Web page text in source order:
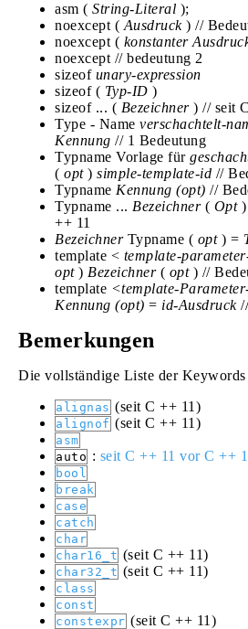
asm ( String-Literal );
noexcept ( Ausdruck) //
noexcept ( konstanter
noexcept // bedeutung 2
sizeof unary-expression
sizeof ( Typ-ID )
sizeof ... ( Bezeichner) // seit
Type - Name verschachtelt-
Kennung // 1 Bedeutung
Typname Vorlage für
( opt) simple-template-id //
Typname Kennung (opt) //
Typname ... Bezeichner( Opt)
++ 11
BezeichnerTypname ( opt) =
template < template-
opt) Bezeichner( opt) //
template <template-
Kennung (opt) = id-Ausdruck//
Bemerkungen
Die vollständige Liste der
alignas (seit C ++ 11)
alignof (seit C ++ 11)
asm
auto : seit C ++ 11 vor C ++
bool
break
case
catch
char
char16_t (seit C ++ 11)
char32_t (seit C ++ 11)
class
const
constexpr (seit C ++ 11)